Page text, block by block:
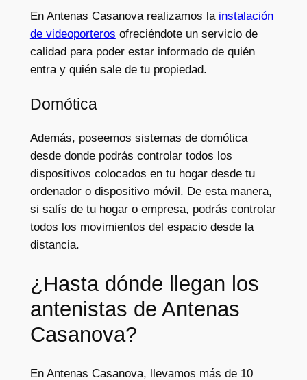
En Antenas Casanova realizamos la instalación
de videoporteros ofreciéndote un servicio de
calidad para poder estar informado de quién
entra y quién sale de tu propiedad.
Domótica
Además, poseemos sistemas de domótica
desde donde podrás controlar todos los
dispositivos colocados en tu hogar desde tu
ordenador o dispositivo móvil. De esta manera,
si salís de tu hogar o empresa, podrás controlar
todos los movimientos del espacio desde la
distancia.
¿Hasta dónde llegan los
antenistas de Antenas
Casanova?
En Antenas Casanova, llevamos más de 10